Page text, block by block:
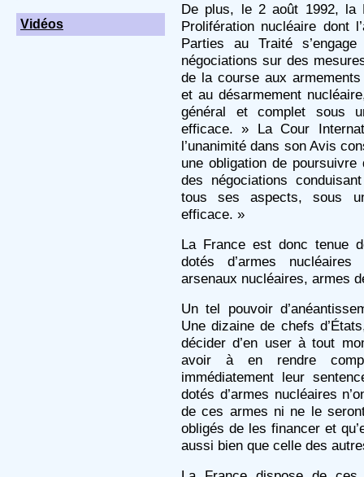
Vidéos
De plus, le 2 août 1992, la
Prolifération nucléaire dont
Parties au Traité
négociations sur des
de la course aux
et au désarmement
général et complet sous
efficace. » La Cour
l’unanimité dans son Avis
une obligation de
des négociations
tous ses aspects, sous
efficace. »
La France est donc tenue
dotés d’armes
arsenaux nucléaires, armes
Un tel pouvoir
Une dizaine de chefs
décider d’en user à tout
avoir à en rendre
immédiatement leur
dotés d’armes nucléaires
de ces armes ni ne le
obligés de les financer et
aussi bien que celle des